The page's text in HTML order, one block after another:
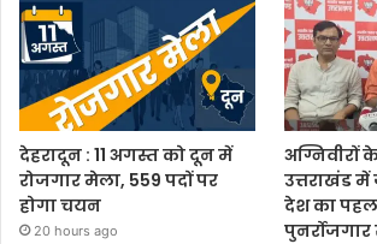
देहरादून : 11 अगस्त को दून में
रोजगार मेला, 559 पदों पर
होगा चयन
20 hours ago
अग्निवीरों
उत्तराखंड में
देश का